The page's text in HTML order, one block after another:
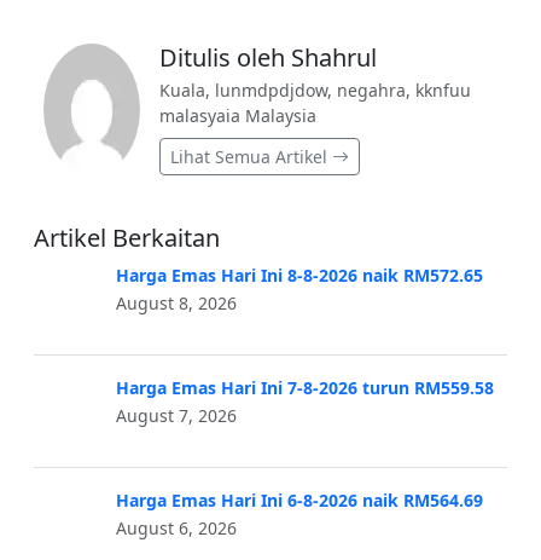
Ditulis oleh Shahrul
Kuala, lunmdpdjdow, negahra, kknfuu
malasyaia Malaysia
Lihat Semua Artikel
Artikel Berkaitan
Harga Emas Hari Ini 8-8-2026 naik RM572.65
August 8, 2026
Harga Emas Hari Ini 7-8-2026 turun RM559.58
August 7, 2026
Harga Emas Hari Ini 6-8-2026 naik RM564.69
August 6, 2026